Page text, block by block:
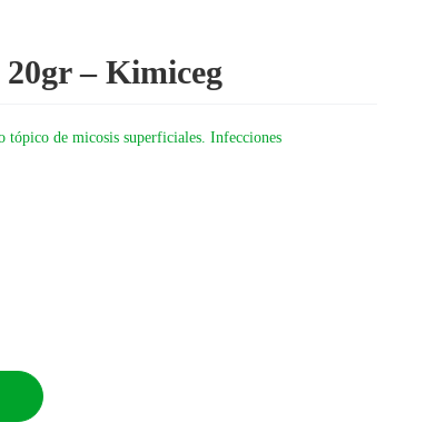
– Kimiceg
de micosis superficiales. Infecciones